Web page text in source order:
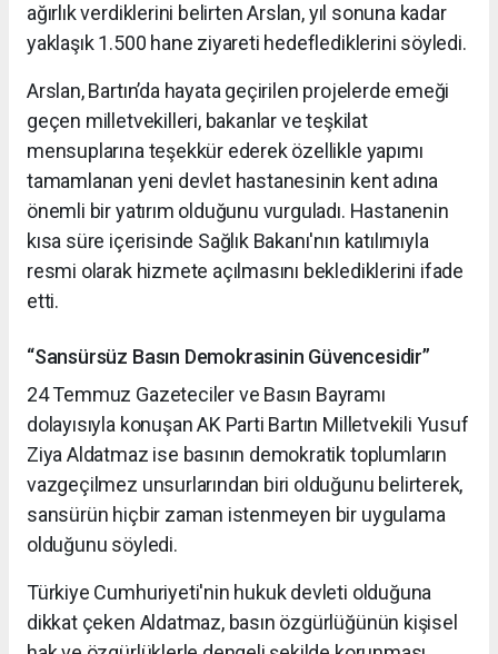
ağırlık verdiklerini belirten Arslan, yıl sonuna kadar
yaklaşık 1.500 hane ziyareti hedeflediklerini söyledi.
Arslan, Bartın’da hayata geçirilen projelerde emeği
geçen milletvekilleri, bakanlar ve teşkilat
mensuplarına teşekkür ederek özellikle yapımı
tamamlanan yeni devlet hastanesinin kent adına
önemli bir yatırım olduğunu vurguladı. Hastanenin
kısa süre içerisinde Sağlık Bakanı'nın katılımıyla
resmi olarak hizmete açılmasını beklediklerini ifade
etti.
“Sansürsüz Basın Demokrasinin Güvencesidir”
24 Temmuz Gazeteciler ve Basın Bayramı
dolayısıyla konuşan AK Parti Bartın Milletvekili Yusuf
Ziya Aldatmaz ise basının demokratik toplumların
vazgeçilmez unsurlarından biri olduğunu belirterek,
sansürün hiçbir zaman istenmeyen bir uygulama
olduğunu söyledi.
Türkiye Cumhuriyeti'nin hukuk devleti olduğuna
dikkat çeken Aldatmaz, basın özgürlüğünün kişisel